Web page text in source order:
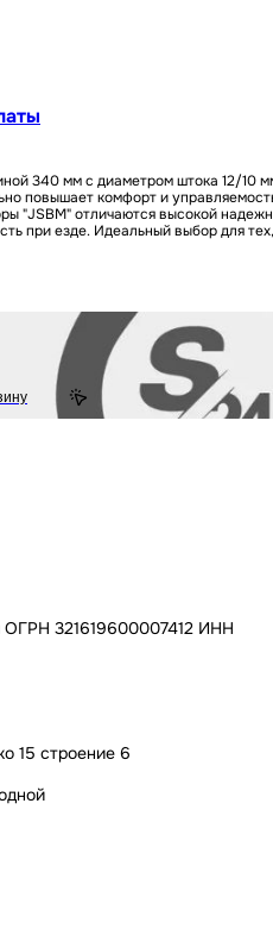
340 мм с диаметром штока 12/10
повышает комфорт и
"JSBM" отличаются высокой
при езде. Идеальный выбор для
и мопед ЯВА 340 мм, регулируемые
321619600007412 ИНН
15 строение 6